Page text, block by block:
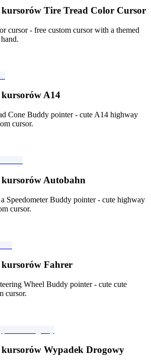
Tire Tread Color Cursor
cursor - free custom cursor with a themed
A14
Cone Buddy pointer - cute A14 highway
cursor.
Autobahn
Speedometer Buddy pointer - cute highway
cursor.
Fahrer
Wheel Buddy pointer - cute cute
cursor.
Wypadek Drogowy